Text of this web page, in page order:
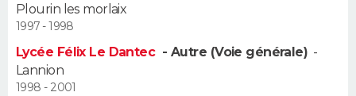
CARTE DE VOEUX
DICTIONNAIRE
Dictionnaire
Biographies
Citations
Expressions
Proverbes
PROGRAMME TV
Plourin les morlaix
1997 - 1998
Lycée Félix Le Dantec - Autre (Voie générale) -
Lannion
1998 - 2001